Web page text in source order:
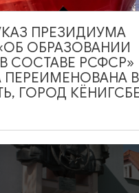
- 30.08.2026,
Морской
ПРЕЗИДИУМА
ОБРАЗОВАНИИ
СОСТАВЕ РСФСР»
ПЕРЕИМЕНОВАНА В
ГОРОД